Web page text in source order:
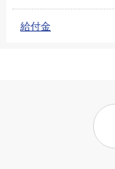
給付金